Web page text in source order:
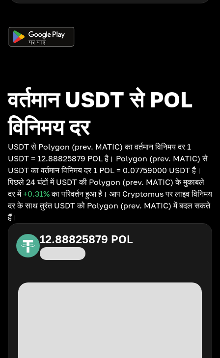
वर्तमान USDT से POL
विनिमय दर
USDT से Polygon (prev. MATIC) का वर्तमान विनिमय दर 1
USDT = 12.88825879 POL है। Polygon (prev. MATIC) से
USDT का वर्तमान विनिमय दर 1 POL = 0.07759000 USDT है।
पिछले 24 घंटों में USDT की Polygon (prev. MATIC) के मुकाबले
दर में+0.31%का परिवर्तन हुआ है। आप Cryptomus पर लाइव विनिमय
दर के साथ तुरंत USDT को Polygon (prev. MATIC) में बदल सकते
हैं।
12.88825879 POL